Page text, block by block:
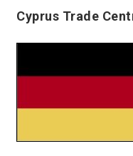
Cyprus Trade